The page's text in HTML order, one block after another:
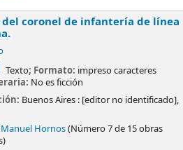
del coronel de infantería de línea
Texto; Formato: impreso caracteres
No es ficción
Buenos Aires : [editor no identificado],
Manuel Hornos(Número 7 de 15 obras